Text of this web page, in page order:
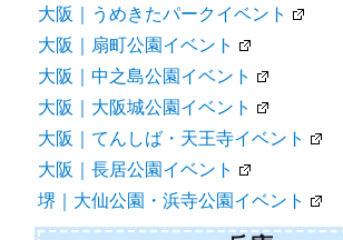
大阪｜うめきたパークイベント
大阪｜扇町公園イベント
大阪｜中之島公園イベント
大阪｜大阪城公園イベント
大阪｜てんしば・天王寺イベント
大阪｜長居公園イベント
堺｜大仙公園・浜寺公園イベント